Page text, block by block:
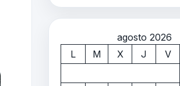
agosto 2026
L
M X J V